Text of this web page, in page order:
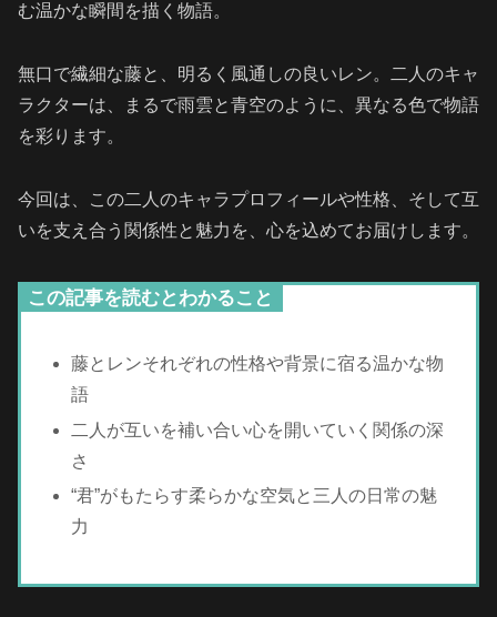
む温かな瞬間を描く物語。
無口で繊細な藤と、明るく風通しの良いレン。二人のキャ
ラクターは、まるで雨雲と青空のように、異なる色で物語
を彩ります。
今回は、この二人のキャラプロフィールや性格、そして互
いを支え合う関係性と魅力を、心を込めてお届けします。
この記事を読むとわかること
藤とレンそれぞれの性格や背景に宿る温かな物
語
二人が互いを補い合い心を開いていく関係の深
さ
“君”がもたらす柔らかな空気と三人の日常の魅
力